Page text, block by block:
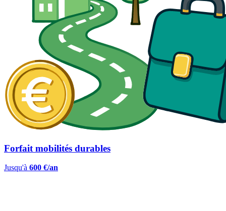
Forfait mobilités durables
Jusqu'à 600 €/an